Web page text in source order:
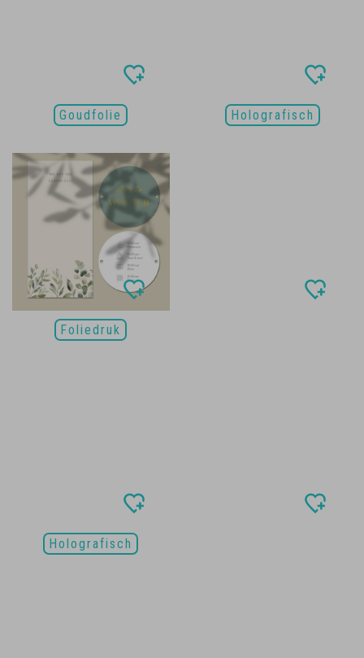
Goudfolie Holografisch
Foliedruk
Holografisch